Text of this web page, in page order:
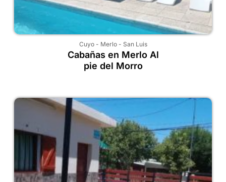
Cuyo- Merlo- San Luis
Cabañas en Merlo Al
pie del Morro